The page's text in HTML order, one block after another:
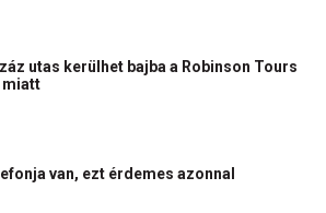
utas kerülhet bajba a Robinson Tours
miatt
van, ezt érdemes azonnal